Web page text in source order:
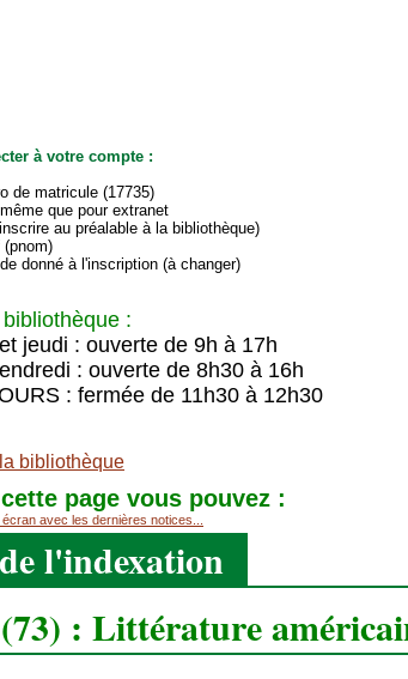
à votre compte :
de matricule (17735)
que pour extranet
au préalable à la bibliothèque)
(pnom)
donné à l'inscription (à changer)
:
jeudi : ouverte de 9h à 17h
: ouverte de 8h30 à 16h
: fermée de 11h30 à 12h30
bibliothèque
page vous pouvez :
avec les dernières notices...
l'indexation
: Littérature